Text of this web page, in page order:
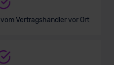
vom Vertragshändler vor Ort